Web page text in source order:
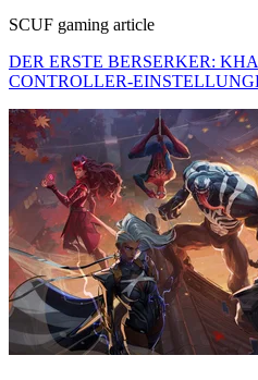
SCUF gaming article
DER ERSTE BERSERKER:
CONTROLLER-